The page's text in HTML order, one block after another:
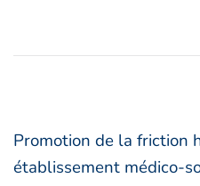
Promotion de la friction
établissement médico-